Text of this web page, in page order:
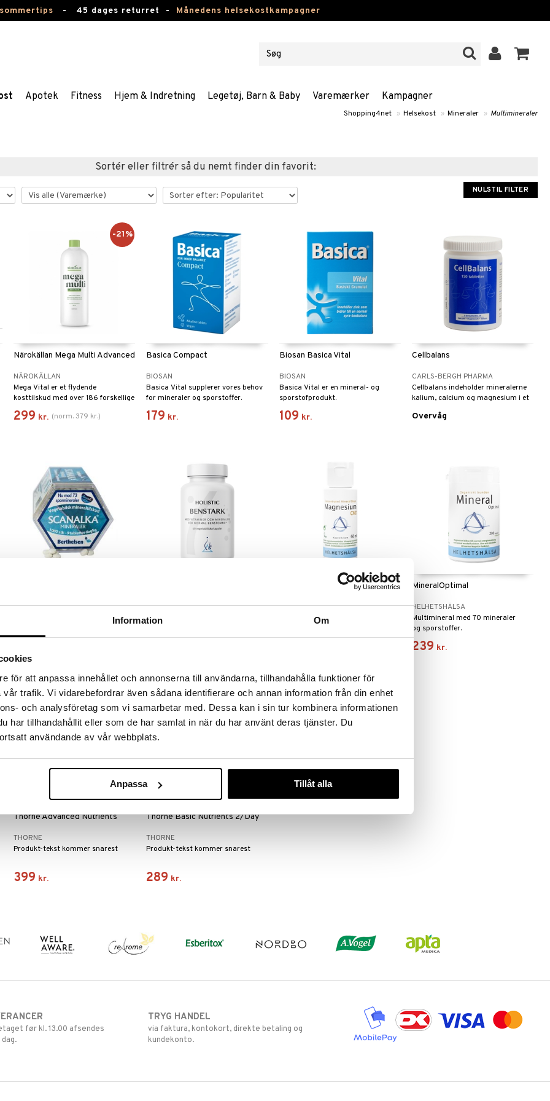
Information Om
för att anpassa innehållet och annonserna till användarna, tillhandahålla funktioner för
trafik. Vi vidarebefordrar även sådana identifierare och annan information från din enhet
och analysföretag som vi samarbetar med. Dessa kan i sin tur kombinera informationen
har tillhandahållit eller som de har samlat in när du har använt deras tjänster. Du
användande av vår webbplats.
Anpassa Tillåt alla
- 45 dages returret - Månedens helsekostkampagner
Apotek Fitness Hjem & Indretning Legetøj, Barn & Baby Varemærker Kampagner
Shopping4net » Helsekost » Mineraler » Multimineraler
Sortér eller filtrér så du nemt finder din favorit:
NULSTIL FILTER
Närokällan Mega Multi Advanced
NÄROKÄLLAN
Mega Vital er et flydende
kosttilskud med over 186 forskellige
stoffer.
299 kr. (norm. 379 kr.)
-21%
Basica Compact
BIOSAN
Basica Vital supplerer vores behov
for mineraler og sporstoffer.
Indholdet i tabletterne er det
samme som i pulveret Basica Vital,
179 kr.
Biosan Basica Vital
BIOSAN
Basica Vital er en mineral- og
sporstofprodukt.
109 kr.
Cellbalans
CARLS-BERGH PHARMA
Cellbalans indeholder mineralerne
kalium, calcium og magnesium i et
Overvåg
SVENSKA BIOTEKET
Scanalka er et sammensat mineral-
indeholder mineraler i letoptagelig
HOLISTIC
K2 og D3 samt mineralerne bor,
alle bidrager til at opretholde en
Magnesium CMD
HELHETSHÄLSA
CMD er rig på magnesium og har et
mineraler fra Utah Great Salt Lake.
MineralOptimal
HELHETSHÄLSA
Multimineral med 70 mineraler
og sporstoffer.
239 kr.
Thorne Advanced Nutrients
THORNE
Produkt-tekst kommer snarest
399 kr.
nyhed
Thorne Basic Nutrients 2/Day
THORNE
Produkt-tekst kommer snarest
289 kr.
nyhed
før kl. 13.00 afsendes
TRYG HANDEL
via faktura, kontokort, direkte betaling og
kundekonto.